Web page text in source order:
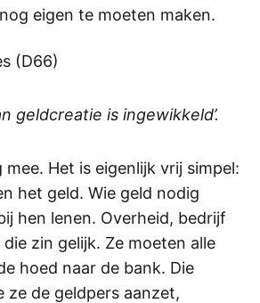
eigen te moeten maken.
(D66)
geldcreatie is ingewikkeld’.
Het is eigenlijk vrij simpel:
het geld. Wie geld nodig
hen lenen. Overheid, bedrijf
zin gelijk. Ze moeten alle
hoed naar de bank. Die
ze de geldpers aanzet,